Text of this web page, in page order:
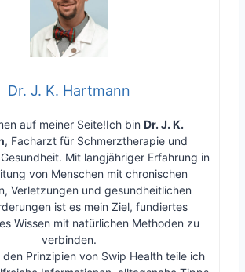
Dr. J. K. Hartmann
auf meiner Seite!Ich bin Dr. J. K.
, Facharzt für Schmerztherapie und
Mit langjähriger Erfahrung in
von Menschen mit chronischen
Verletzungen und gesundheitlichen
ist es mein Ziel, fundiertes
Wissen mit natürlichen Methoden zu
verbinden.
Prinzipien von Swip Health teile ich